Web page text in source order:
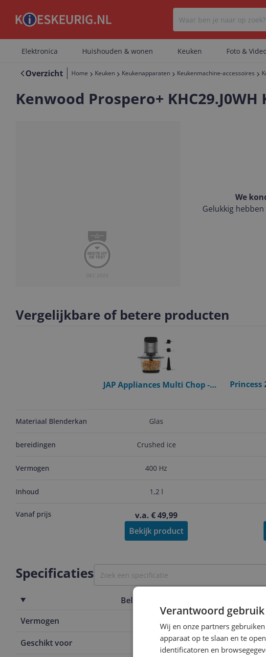
Er
Elektronica Huishouden & wonen Keuken Foto &
Overzicht Home Keuken Keukenapparaten Keukenmachine-accessoires
Kenwood Prospero+
DEC 2025
We
Gelukkig
Vergelijkbare of betere producten
Materiaal Blenderkan
bereidingen
Vermogen
Inhoud
Vanaf prijs
JAP Appliances Multi Chop -
Vaatwasserbestendig
Glas
Crushed ice
400 Hz
1,2 l
v.a. € 49,99
Bekijk product
Princess
Specificaties
Belangrijkste kenmerken
Vermogen
Geschikt voor Mixer functies
Verantwoord gebruik
Wij en onze partners
apparaat op te slaan en te
identificatoren en